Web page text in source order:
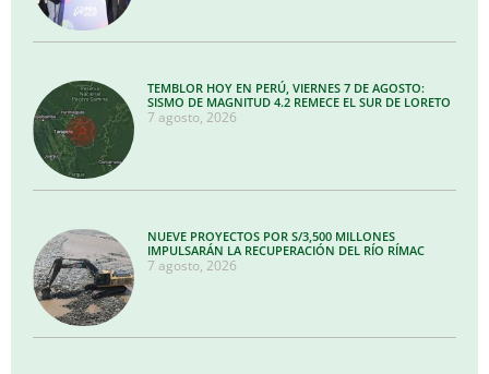
TEMBLOR HOY EN PERÚ, VIERNES 7 DE AGOSTO:
SISMO DE MAGNITUD 4.2 REMECE EL SUR DE LORETO
7 agosto, 2026
NUEVE PROYECTOS POR S/3,500 MILLONES
IMPULSARÁN LA RECUPERACIÓN DEL RÍO RÍMAC
7 agosto, 2026